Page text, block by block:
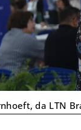
da LTN